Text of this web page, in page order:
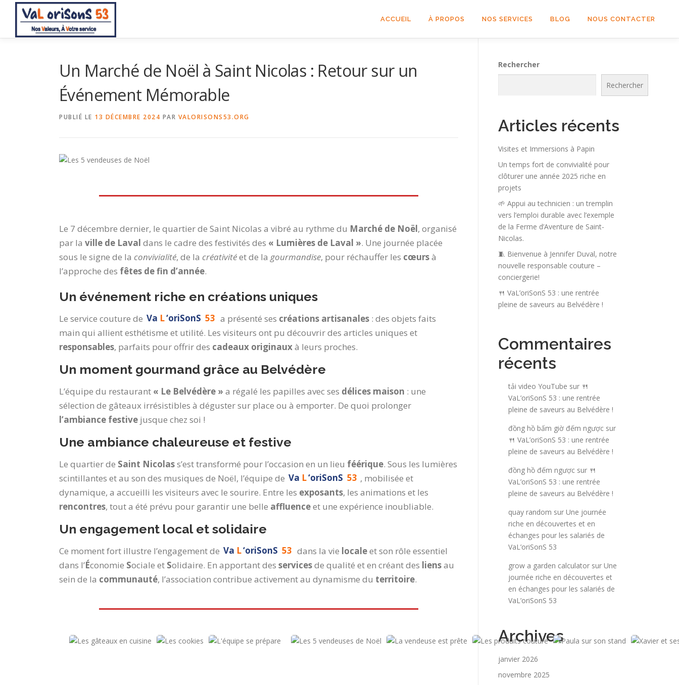
ACCUEIL À PROPOS NOS SERVICES BLOG NOUS CONTACTER
Un Marché de Noël à Saint Nicolas : Retour sur un
Événement Mémorable
PUBLIÉ LE 13 DÉCEMBRE 2024 PAR VALORISONS53.ORG
Le 7 décembre dernier, le quartier de Saint Nicolas a vibré au rythme du Marché de Noël, organisé
par la ville de Laval dans le cadre des festivités des « Lumières de Laval ». Une journée placée
sous le signe de la convivialité, de la créativitéet de la gourmandise, pour réchauffer les cœursà
l’approche des fêtes de fin d’année.
Un événement riche en créations uniques
Le service couture de Va L‘oriSonS 53 a présenté ses créations artisanales : des objets faits
main qui allient esthétisme et utilité. Les visiteurs ont pu découvrir des articles uniques et
responsables, parfaits pour offrir des cadeaux originauxà leurs proches.
Un moment gourmand grâce au Belvédère
L’équipe du restaurant « Le Belvédère » a régalé les papilles avec ses délices maison : une
sélection de gâteaux irrésistibles à déguster sur place ou à emporter. De quoi prolonger
l’ambiance festive jusque chez soi !
Une ambiance chaleureuse et festive
Le quartier de Saint Nicolass’est transformé pour l’occasion en un lieu féérique. Sous les lumières
scintillantes et au son des musiques de Noël, l’équipe de Va L‘oriSonS 53 , mobilisée et
dynamique, a accueilli les visiteurs avec le sourire. Entre les exposants, les animations et les
rencontres, tout a été prévu pour garantir une belle affluenceet une expérience inoubliable.
Un engagement local et solidaire
Ce moment fort illustre l’engagement de Va L‘oriSonS 53 dans la vie localeet son rôle essentiel
dans l’Économie Sociale et Solidaire. En apportant des servicesde qualité et en créant des liensau
sein de la communauté, l’association contribue activement au dynamisme du territoire.
Rechercher
Rechercher
Articles récents
Visites et Immersions à Papin
Un temps fort de convivialité pour
clôturer une année 2025 riche en
projets
🌱 Appui au technicien : un tremplin
vers l’emploi durable avec l’exemple
de la Ferme d’Aventure de Saint-
Nicolas.
🧵 Bienvenue à Jennifer Duval, notre
nouvelle responsable couture –
conciergerie!
🍴 VaL’oriSonS 53 : une rentrée
pleine de saveurs au Belvédère !
Commentaires
récents
tải video YouTube sur 🍴
VaL’oriSonS 53 : une rentrée
pleine de saveurs au Belvédère !
đồng hồ bấm giờ đếm ngược sur
🍴 VaL’oriSonS 53 : une rentrée
pleine de saveurs au Belvédère !
đồng hồ đếm ngược sur 🍴
VaL’oriSonS 53 : une rentrée
pleine de saveurs au Belvédère !
quay random sur Une journée
riche en découvertes et en
échanges pour les salariés de
VaL’oriSonS 53
grow a garden calculator sur Une
journée riche en découvertes et
en échanges pour les salariés de
VaL’oriSonS 53
Archives
janvier 2026
novembre 2025